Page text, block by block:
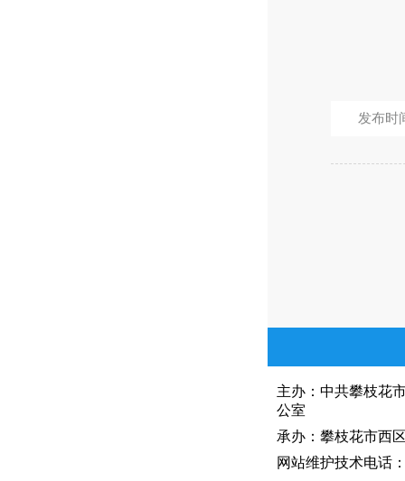
发布时
主办：中共攀枝
公室
承办：攀枝花市西
网站维护技术电话